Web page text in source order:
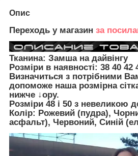
Опис
Переходь у магазин за
Тканина: Замша на дайвінгу
Розміри в наявності: 38 40 42
Визначиться з потрібними
допоможе наша розмірна
нижче ↓ору.
Розміри 48 і 50 з невеликою
Колір: Рожевий (пудра),
асфальт), Червоний, Синій